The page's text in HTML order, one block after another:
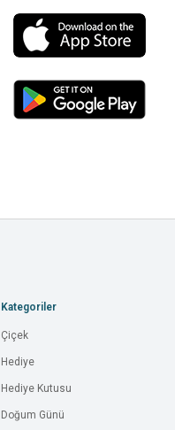
Kategoriler
Çiçek
Hediye
Hediye Kutusu
Doğum Günü